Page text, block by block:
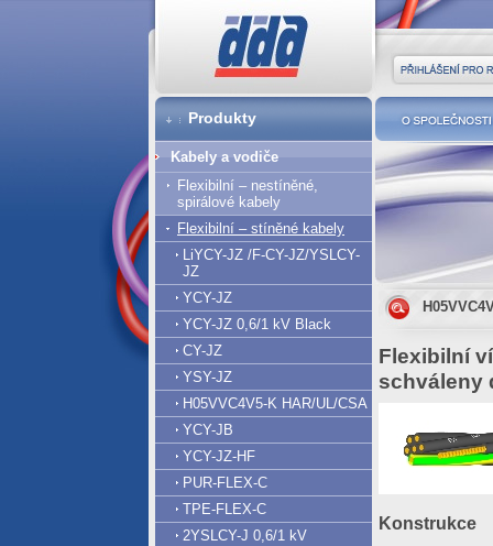
Flexibilní
schváleny
Konstrukce
O
Produkty
Kabely a vodiče
Flexibilní – nestíněné,
spirálové kabely
Flexibilní – stíněné kabely
LiYCY-JZ /F-CY-JZ/YSLCY-
JZ
YCY-JZ
YCY-JZ 0,6/1 kV Black
CY-JZ
YSY-JZ
H05VVC4V5-K HAR/UL/CSA
YCY-JB
YCY-JZ-HF
PUR-FLEX-C
TPE-FLEX-C
2YSLCY-J 0,6/1 kV
Přihlášení pro